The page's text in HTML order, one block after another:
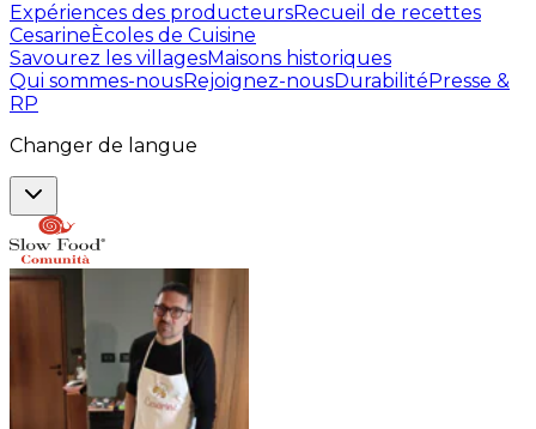
Expériences des producteursRecueil de recettes
CesarineÈcoles de Cuisine
Savourez les villagesMaisons historiques
Qui sommes-nousRejoignez-nousDurabilitéPresse &
RP
Changer de langue